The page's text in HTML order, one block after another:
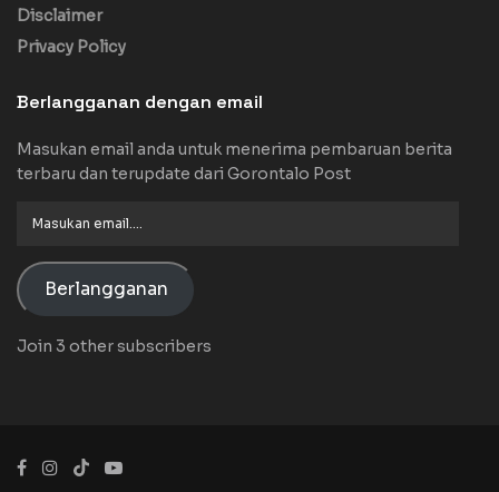
Disclaimer
Privacy Policy
Berlangganan dengan email
Masukan email anda untuk menerima pembaruan berita
terbaru dan terupdate dari Gorontalo Post
Berlangganan
Join 3 other subscribers